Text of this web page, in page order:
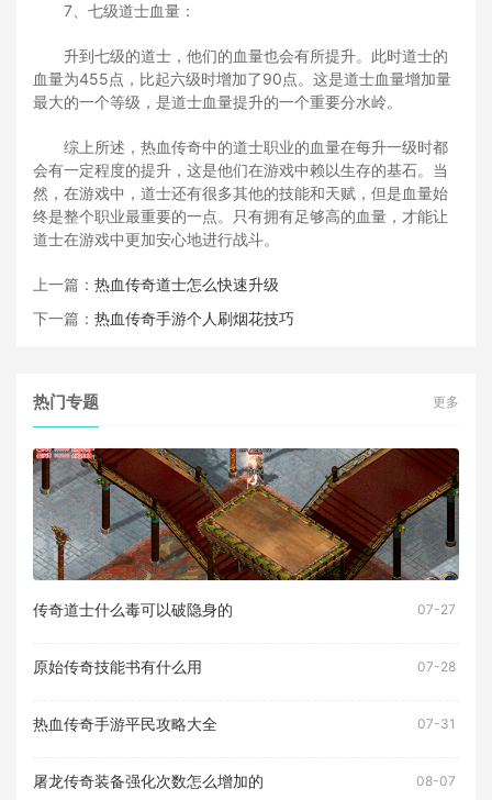
7、七级道士血量：
升到七级的道士，他们的血量也会有所提升。此时道士的
血量为455点，比起六级时增加了90点。这是道士血量增加量
最大的一个等级，是道士血量提升的一个重要分水岭。
综上所述，热血传奇中的道士职业的血量在每升一级时都
会有一定程度的提升，这是他们在游戏中赖以生存的基石。当
然，在游戏中，道士还有很多其他的技能和天赋，但是血量始
终是整个职业最重要的一点。只有拥有足够高的血量，才能让
道士在游戏中更加安心地进行战斗。
上一篇： 热血传奇道士怎么快速升级
下一篇： 热血传奇手游个人刷烟花技巧
热门专题 更多
传奇道士什么毒可以破隐身的 07-27
原始传奇技能书有什么用 07-28
热血传奇手游平民攻略大全 07-31
屠龙传奇装备强化次数怎么增加的 08-07